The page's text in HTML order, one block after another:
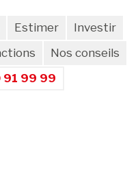
Estimer
Investir
Nos conseils
91 99 99